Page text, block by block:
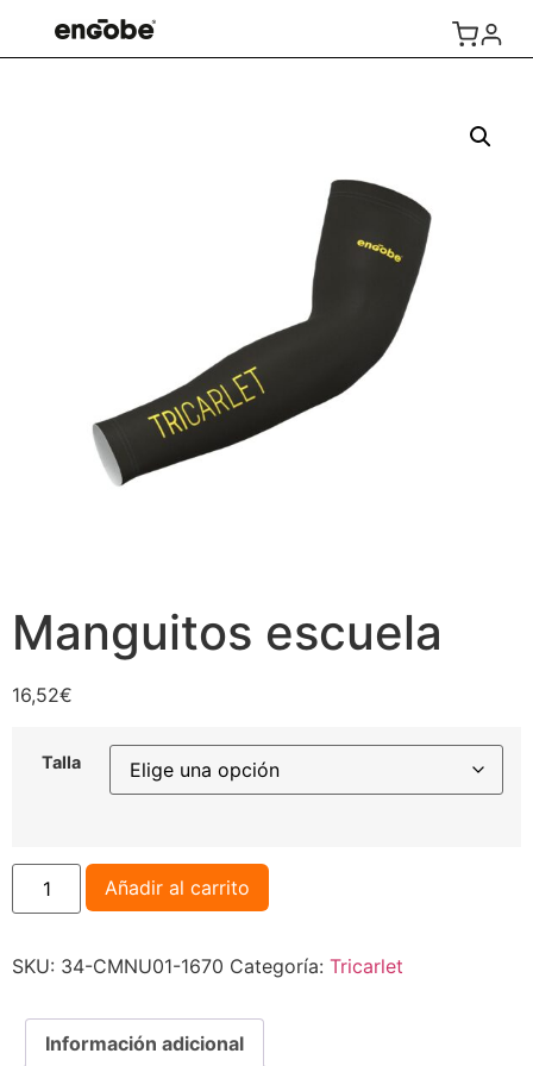
Manguitos escuela
16,52€
Talla
Añadir al carrito
SKU: 34-CMNU01-1670 Categoría: Tricarlet
Información adicional